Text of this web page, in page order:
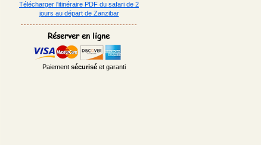
Télécharger l'itinéraire PDF du safari de 2
jours au départ de Zanzibar
Réserver en ligne
Paiement sécurisé et garanti